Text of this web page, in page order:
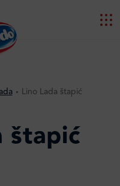
Lino Lada štapić
štapić